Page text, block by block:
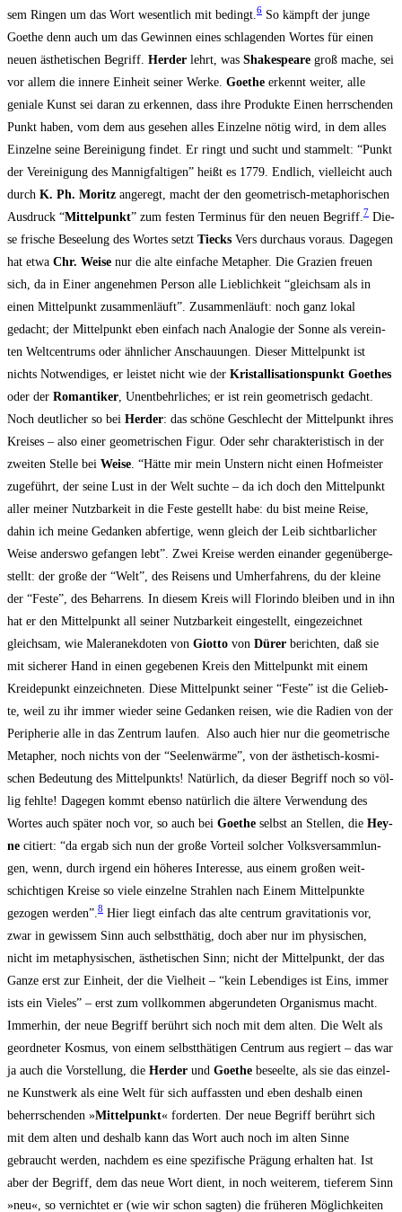
sem Rin­gen um das Wort wesent­lich mit bedingt. 6 So kämpft der jun­ge
Goe­the denn auch um das Gewin­nen eines schla­gen­den Wor­tes für einen
neu­en ästhe­ti­schen Begriff. Her­der lehrt, was Shake­speare groß mache, sei
vor allem die inne­re Ein­heit sei­ner Wer­ke. Goe­the erkennt wei­ter, alle
genia­le Kunst sei dar­an zu erken­nen, dass ihre Pro­duk­te Einen herr­schen­den
Punkt haben, vom dem aus gese­hen alles Ein­zel­ne nötig wird, in dem alles
Ein­zel­ne sei­ne Berei­ni­gung fin­det. Er ringt und sucht und stam­melt: “Punkt
der Ver­ei­ni­gung des Man­nig­fal­ti­gen” heißt es 1779. End­lich, viel­leicht auch
durch K. Ph. Moritz ange­regt, macht der den geo­me­trisch-meta­pho­ri­schen
Aus­druck “Mit­tel­punkt” zum fes­ten Ter­mi­nus für den neu­en Begriff. 7 Die­
se fri­sche Besee­lung des Wor­tes setzt Tiecks Vers durch­aus vor­aus. Dage­gen
hat etwa Chr. Wei­se nur die alte ein­fa­che Meta­pher. Die Gra­zi­en freu­en
sich, da in Einer ange­neh­men Per­son alle Lieb­lich­keit “gleich­sam als in
einen Mit­tel­punkt zusam­men­läuft”. Zusam­men­läuft: noch ganz lokal
gedacht; der Mit­tel­punkt eben ein­fach nach Ana­lo­gie der Son­ne als ver­ein­
ten Welt­cen­trums oder ähn­li­cher Anschau­un­gen. Die­ser Mit­tel­punkt ist
nichts Not­wen­di­ges, er leis­tet nicht wie der Kris­tal­li­sa­ti­ons­punkt Goe­thes
oder der Roman­ti­ker , Unent­behr­li­ches; er ist rein geo­me­trisch gedacht.
Noch deut­li­cher so bei Her­der: das schö­ne Geschlecht der Mit­tel­punkt ihres
Krei­ses – also einer geo­me­tri­schen Figur. Oder sehr cha­rak­te­ris­tisch in der
zwei­ten Stel­le bei Wei­se . “Hät­te mir mein Unstern nicht einen Hof­meis­ter
zuge­führt, der sei­ne Lust in der Welt such­te – da ich doch den Mit­tel­punkt
aller mei­ner Nutz­bar­keit in die Fes­te gestellt habe: du bist mei­ne Rei­se,
dahin ich mei­ne Gedan­ken abfer­ti­ge, wenn gleich der Leib sicht­bar­li­cher
Wei­se anders­wo gefan­gen lebt”. Zwei Krei­se wer­den ein­an­der gegen­über­ge­
stellt: der gro­ße der “Welt”, des Rei­sens und Umher­fah­rens, du der klei­ne
der “Fes­te”, des Behar­rens. In die­sem Kreis will Flor­in­do blei­ben und in ihn
hat er den Mit­tel­punkt all sei­ner Nutz­bar­keit ein­ge­stellt, ein­ge­zeich­net
gleich­sam, wie Maler­an­ek­do­ten von Giot­to von Dürer berich­ten, daß sie
mit siche­rer Hand in einen gege­be­nen Kreis den Mit­tel­punkt mit einem
Krei­de­punkt ein­zeich­ne­ten. Die­se Mit­tel­punkt sei­ner “Fes­te” ist die Gelieb­
te, weil zu ihr immer wie­der sei­ne Gedan­ken rei­sen, wie die Radi­en von der
Peri­phe­rie alle in das Zen­trum lau­fen. Also auch hier nur die geo­me­tri­sche
Meta­pher, noch nichts von der “See­len­wär­me”, von der ästhe­tisch-kos­mi­
schen Bedeu­tung des Mit­tel­punkts! Natür­lich, da die­ser Begriff noch so völ­
lig fehl­te! Dage­gen kommt eben­so natür­lich die älte­re Ver­wen­dung des
Wor­tes auch spä­ter noch vor, so auch bei Goe­the selbst an Stel­len, die Hey­
ne citiert: “da ergab sich nun der gro­ße Vor­teil sol­cher Volks­ver­samm­lun­
gen, wenn, durch irgend ein höhe­res Inter­es­se, aus einem gro­ßen weit­
schich­ti­gen Krei­se so vie­le ein­zel­ne Strah­len nach Einem Mit­tel­punk­te
gezo­gen wer­den”. 8 Hier liegt ein­fach das alte cen­trum gra­vi­ta­tio­nis vor,
zwar in gewis­sem Sinn auch selbst­thä­tig, doch aber nur im phy­si­schen,
nicht im meta­phy­si­schen, ästhe­ti­schen Sinn; nicht der Mit­tel­punkt, der das
Gan­ze erst zur Ein­heit, der die Viel­heit – “kein Leben­di­ges ist Eins, immer
ists ein Vie­les” – erst zum voll­kom­men abge­run­de­ten Orga­nis­mus macht.
Immer­hin, der neue Begriff berührt sich noch mit dem alten. Die Welt als
geord­ne­ter Kos­mus, von einem selbst­thä­ti­gen Cen­trum aus regiert – das war
ja auch die Vor­stel­lung, die Her­der und Goe­the beseel­te, als sie das ein­zel­
ne Kunst­werk als eine Welt für sich auf­fass­ten und eben des­halb einen
beherr­schen­den »Mit­tel­punkt« for­der­ten. Der neue Begriff berührt sich
mit dem alten und des­halb kann das Wort auch noch im alten Sin­ne
gebraucht wer­den, nach­dem es eine spe­zi­fi­sche Prä­gung erhal­ten hat. Ist
aber der Begriff, dem das neue Wort dient, in noch wei­te­rem, tie­fe­rem Sinn
»neu«, so ver­nich­tet er (wie wir schon sag­ten) die frü­he­ren Mög­lich­kei­ten